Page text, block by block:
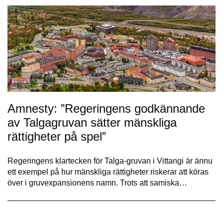
Amnesty: ”Regeringens godkännande
av Talgagruvan sätter mänskliga
rättigheter på spel”
Regeringens klartecken för Talga-gruvan i Vittangi är ännu
ett exempel på hur mänskliga rättigheter riskerar att köras
över i gruvexpansionens namn. Trots att samiska…